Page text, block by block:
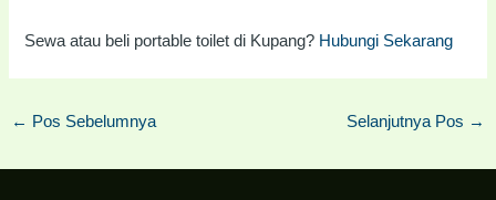
Sewa atau beli portable toilet di Kupang? Hubungi Sekarang
← Pos Sebelumnya Selanjutnya Pos →